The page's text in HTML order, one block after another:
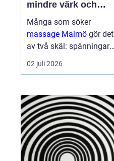
mindre värk och
mer energi
Många som söker
massage Malmö gör det
av två skäl: spänningar
och smärta har blivit för
mycket, eller behovet av
sig starkare än
vardagens tempo.
Samtidigt kan utbudet
kän...
02 juli 2026